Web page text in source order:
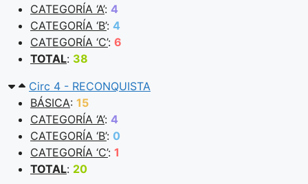
CATEGORÍA ‘A’: 4
CATEGORÍA ‘B’: 4
CATEGORÍA ‘C’: 6
TOTAL: 38
Circ 4 - RECONQUISTA
BÁSICA: 15
CATEGORÍA ‘A’: 4
CATEGORÍA ‘B’: 0
CATEGORÍA ‘C’: 1
TOTAL: 20